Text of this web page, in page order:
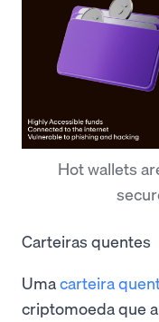
Hot wallets
Carteiras quentes
Umacarteira
criptomoeda que